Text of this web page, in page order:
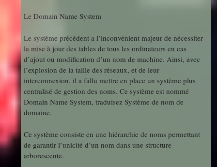
Le Domain Name System
Le système précédent a l’inconvénient majeur de nécessiter
la mise à jour des tables de tous les ordinateurs en cas
d’ajout ou modification d’un nom de machine. Ainsi, avec
l’explosion de la taille des réseaux, et de leur
interconnexion, il a fallu mettre en place un système plus
centralisé de gestion des noms. Ce système est nommé
Domain Name System, traduisez Système de nom de
domaine.
Ce système consiste en une hiérarchie de noms permettant
de garantir l’unicité d’un nom dans une structure
arborescente.